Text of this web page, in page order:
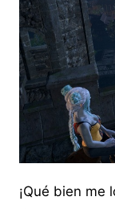
¡Qué bien me